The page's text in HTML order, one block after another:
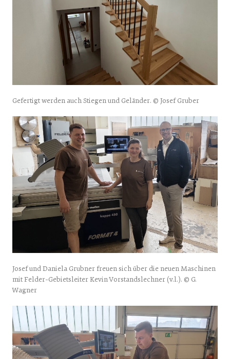
Gefertigt werden auch Stiegen und Geländer. © Josef Gruber
Josef und Daniela Grubner freuen sich über die neuen Maschinen
mit Felder-Gebietsleiter Kevin Vorstandslechner (v.l.). © G.
Wagner